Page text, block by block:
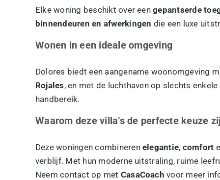
Elke woning beschikt over eengepantserde
binnendeuren en afwerkingen die een luxe
Wonen in een ideale omgeving
Dolores biedt een aangename woonomgeving
Rojales, en met de luchthaven op slechts
handbereik.
Waarom deze villa’s de perfecte keuze
Deze woningen combineren elegantie, comfort
verblijf. Met hun moderne uitstraling, ruime
Neem contact op met CasaCoach voor meer